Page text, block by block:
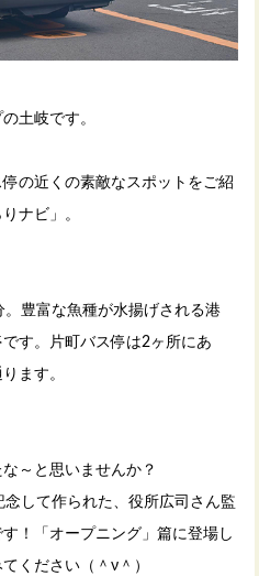
土岐です。
の近くの素敵なスポットをご紹
ナビ」。
豊富な魚種が水揚げされる港
す。片町バス停は2ヶ所にあ
ます。
～と思いませんか？
して作られた、役所広司さん監
！「オープニング」篇に登場し
ください（＾ν＾）